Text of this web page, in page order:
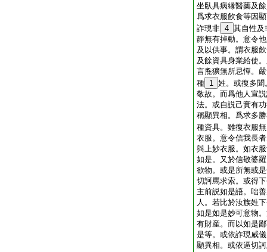
坐臥具病縁醫藥及
爲求衣服飮食等因
詐現非 4 其自性及
靜無有掉動。意令
及以供事。謂衣服
及餘資具身業給使
言麁獷無所忌憚。
種 1 姓。或復多聞
敬故。而爲他人宣
法。或自説己實有
稱顯異相。爲求多
種資具。雖復衣服
衣服。意令信我長
與上妙衣服。如衣
如是。又於信敬婆
欲物。或是所無或
切訶罵求索。或得
主前説如是語。咄
人。若比於汝族姓
如是如是妙可意物
有財産。而以如是
是等。或依詐現威
顯異相。或依逼切